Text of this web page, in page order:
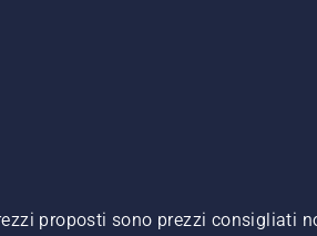
proposti sono prezzi consigliati